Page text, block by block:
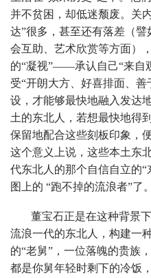
并不贫困，却低迷颓废。关
达”很多，甚至还有落差（
会互助、艺术欣赏等方面）
的“凝视”——承认自己“来自
受“开朗大方、好喜排面、善
设，才能够最快地融入发达
土的东北人，若想最快地得
保留地配合这些刻板印象，
这个意义上说，这些本土东
代东北人的那个自信自立的
图上的 “跑不掉的流浪者”了。
董宝石正是在这种背景
流浪一代的东北人，构建
的“老舅”，一位落魄的贵族
都是你舅年轻时剩下的冷饭